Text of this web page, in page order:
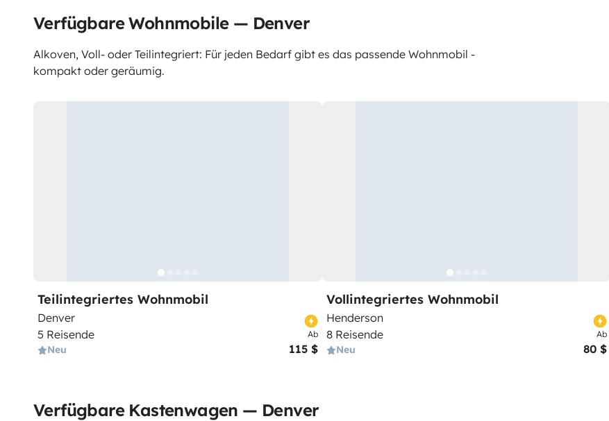
Verfügbare Wohnmobile — Denver
Alkoven, Voll- oder Teilintegriert: Für jeden Bedarf gibt es das passende Wohnmobil -
kompakt oder geräumig.
Teilintegriertes Wohnmobil
Denver
5 Reisende
Neu
Ab
115 $
Vollintegriertes Wohnmobil
Henderson
8 Reisende
Neu
Ab
80 $
Verfügbare Kastenwagen — Denver